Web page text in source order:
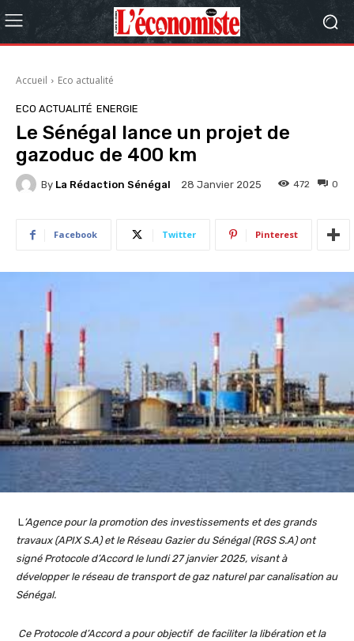
Accueil Eco actualité
ECO ACTUALITÉ ENERGIE
Le Sénégal lance un projet de
gazoduc de 400 km
By La Rédaction Sénégal 28 Janvier 2025 0
472
Facebook Twitter Pinterest
L’Agence pour la promotion des investissements et des grands
travaux (APIX S.A) et le Réseau Gazier du Sénégal (RGS S.A) ont
signé Protocole d’Accord le lundi 27 janvier 2025, visant à
développer le réseau de transport de gaz naturel par canalisation au
Sénégal.
Ce Protocole d’Accord a pour objectif de faciliter la libération et la